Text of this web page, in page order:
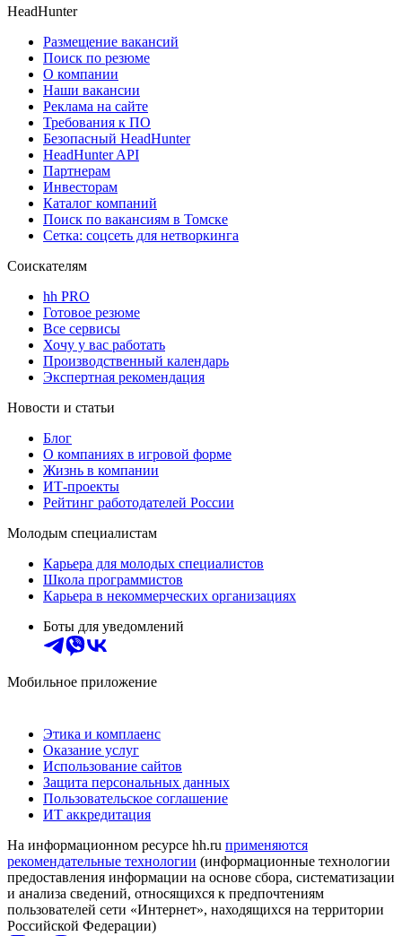
HeadHunter
Размещение вакансий
Поиск по резюме
О компании
Наши вакансии
Реклама на сайте
Требования к ПО
Безопасный HeadHunter
HeadHunter API
Партнерам
Инвесторам
Каталог компаний
Поиск по вакансиям в Томске
Сетка: соцсеть для нетворкинга
Соискателям
hh PRO
Готовое резюме
Все сервисы
Хочу у вас работать
Производственный календарь
Экспертная рекомендация
Новости и статьи
Блог
О компаниях в игровой форме
Жизнь в компании
ИТ-проекты
Рейтинг работодателей России
Молодым специалистам
Карьера для молодых специалистов
Школа программистов
Карьера в некоммерческих организациях
Боты для уведомлений
Мобильное приложение
Этика и комплаенс
Оказание услуг
Использование сайтов
Защита персональных данных
Пользовательское соглашение
ИТ аккредитация
На информационном ресурсе hh.ru применяются
рекомендательные технологии (информационные технологии
предоставления информации на основе сбора, систематизации
и анализа сведений, относящихся к предпочтениям
пользователей сети «Интернет», находящихся на территории
Российской Федерации)